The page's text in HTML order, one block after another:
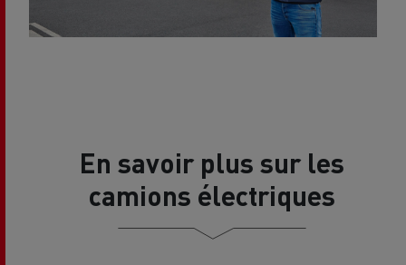
En savoir plus sur les
camions électriques